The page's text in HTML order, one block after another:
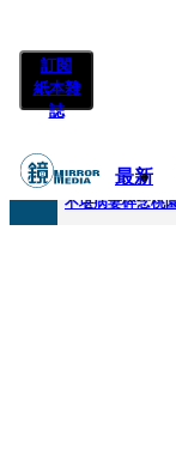
訂閱
紙本雜
誌
最新
快訊